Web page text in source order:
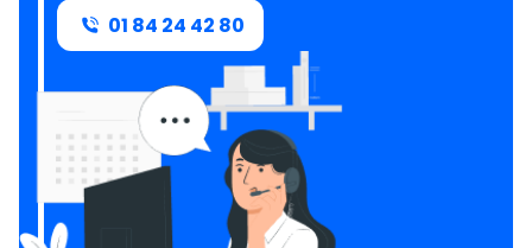
01 84 24 42 80